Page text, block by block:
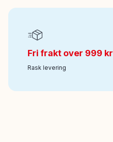
Fri frakt over 999 kr
Rask levering